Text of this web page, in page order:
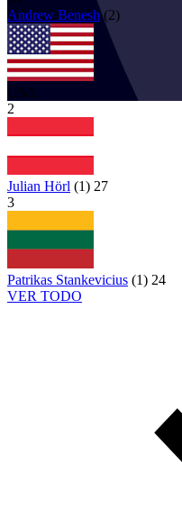
Andrew Benesh (2)
USA
2
Julian Hörl (1) 27
3
Patrikas Stankevicius (1) 24
VER TODO